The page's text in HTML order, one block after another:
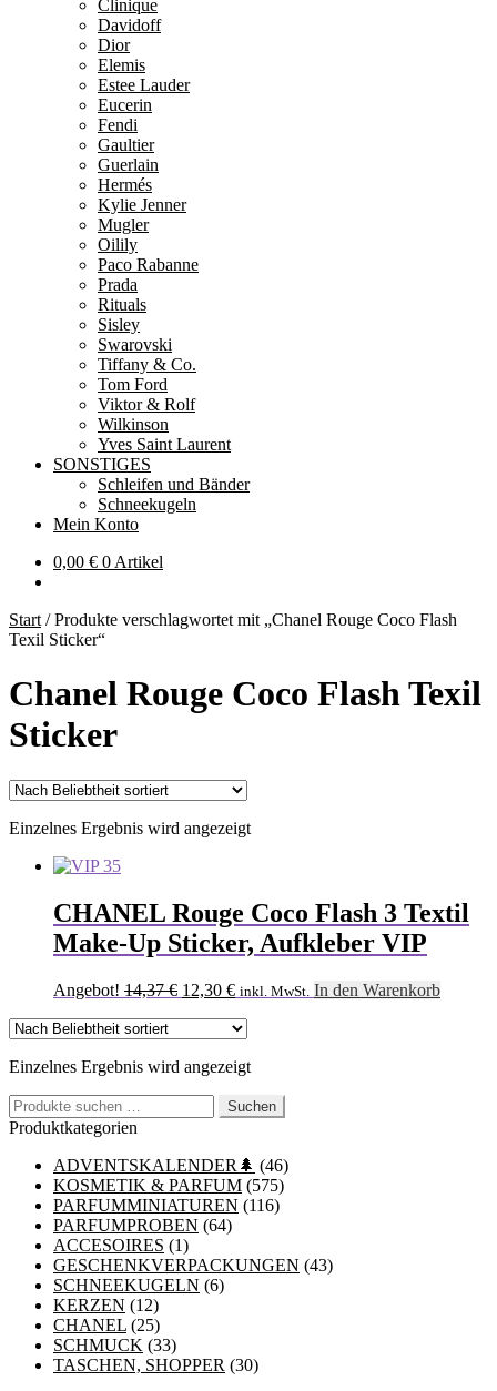
Clinique
Davidoff
Dior
Elemis
Estee Lauder
Eucerin
Fendi
Gaultier
Guerlain
Hermés
Kylie Jenner
Mugler
Oilily
Paco Rabanne
Prada
Rituals
Sisley
Swarovski
Tiffany & Co.
Tom Ford
Viktor & Rolf
Wilkinson
Yves Saint Laurent
SONSTIGES
Schleifen und Bänder
Schneekugeln
Mein Konto
0,00 € 0 Artikel
Start /Produkte verschlagwortet mit „Chanel Rouge Coco Flash
Texil Sticker“
Chanel Rouge Coco Flash Texil
Sticker
Einzelnes Ergebnis wird angezeigt
CHANEL Rouge Coco Flash 3 Textil
Make-Up Sticker, Aufkleber VIP
Angebot! 14,37€ Ursprünglicher
12,30 €Aktueller
ist:
inkl. MwSt. In den Warenkorb
Einzelnes Ergebnis wird angezeigt
Suchen
nach:
Suchen
Produktkategorien
ADVENTSKALENDER🌲 (46)
KOSMETIK & PARFUM (575)
PARFUMMINIATUREN (116)
PARFUMPROBEN (64)
ACCESOIRES (1)
GESCHENKVERPACKUNGEN (43)
SCHNEEKUGELN (6)
KERZEN (12)
CHANEL (25)
SCHMUCK (33)
TASCHEN, SHOPPER (30)